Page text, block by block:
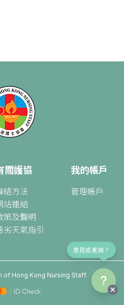
關護協
絡方法
站連結
策及聲明
劣天氣指引
我的帳戶
管理帳戶
of Hong Kong Nursing Staff
意見或查詢？